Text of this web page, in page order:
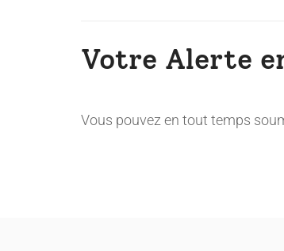
Votre Alerte
Vous pouvez en tout temps